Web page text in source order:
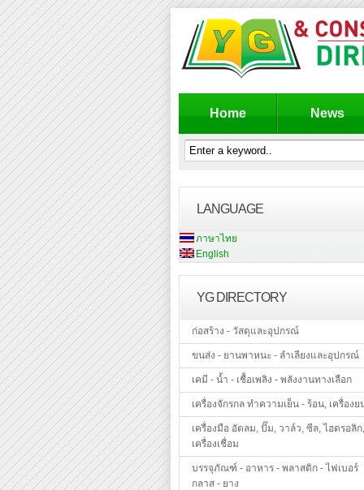
Home News
LANGUAGE
ภาษาไทย
English
YG DIRECTORY
ก่อสร้าง - วัสดุและอุปกรณ์
ขนส่ง - ยานพาหนะ - ลำเลียงและอุปกรณ์
เคมี - น้ำ - เชื้อเพลิง - พลังงานทางเลือก
เครื่องจักรกล ทำความเย็น - ร้อน, เครื่องย
เครื่องมือ อัดลม, ปั๊ม, วาล์ว, ซีล, ไฮดรอลิก,
เครื่องเชื่อม
บรรจุภัณฑ์ - อาหาร - พลาสติก - ไฟเบอร์
กลาส - ยาง